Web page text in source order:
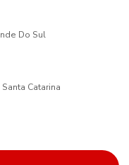
Do Sul
Catarina